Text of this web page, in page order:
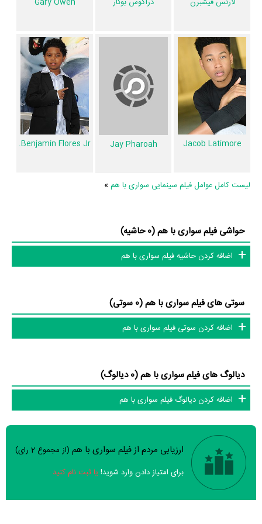
کاربران نیز در 1 لیست از فیلم سواری با هم یاد کرده‌اند.
تاکنون در صفحه اختصاصی فیلم سواری با هم در
منظوماطلاعات بسیاری
توسط پژوهشگران و مردم ثبت شده است؛ در بخش گالری عکس و پوستر فیلم
سواری با هم 14 عدد، در بخش ویدئو و تیزر فیلم سواری با هم 3 عدد، گردآوری
و درج شده است. همچنین تاکنون در بخش‌های حواشی فیلم سواری با هم،
دیالوگ برتر فیلم سواری با هم، سوتی فیلم سواری با هم و نقد فیلم سواری با
هنرمندان و آثار سینما، تلویزیون و تئاتر را کامل و کامل‌تر کنیم.
Jacob Latimore
Jay Pharoah
Benjamin Flores Jr.
لیست کامل عوامل فیلم سینمایی سواری با هم»
حواشی فیلم سواری با هم (0 حاشیه)
اضافه کردن حاشیه فیلم سواری با هم
سوتی های فیلم سواری با هم (0 سوتی)
اضافه کردن سوتی فیلم سواری با هم
دیالوگ های فیلم سواری با هم (0 دیالوگ)
اضافه کردن دیالوگ فیلم سواری با هم
سوالات نظرسنجی ( 8 سوال)
ارزیابی مردم از فیلم سواری با هم (از مجموع 2 رای)
برای امتیاز دادن وارد شوید! یا ثبت نام کنید